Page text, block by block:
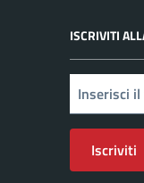
ISCRIVITI